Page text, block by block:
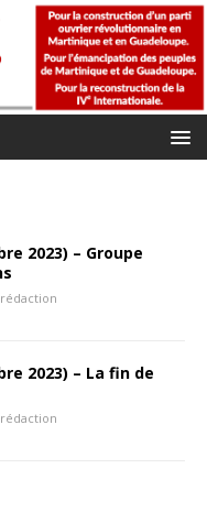
2023) – Groupe
rédaction
2023) – La fin de
rédaction